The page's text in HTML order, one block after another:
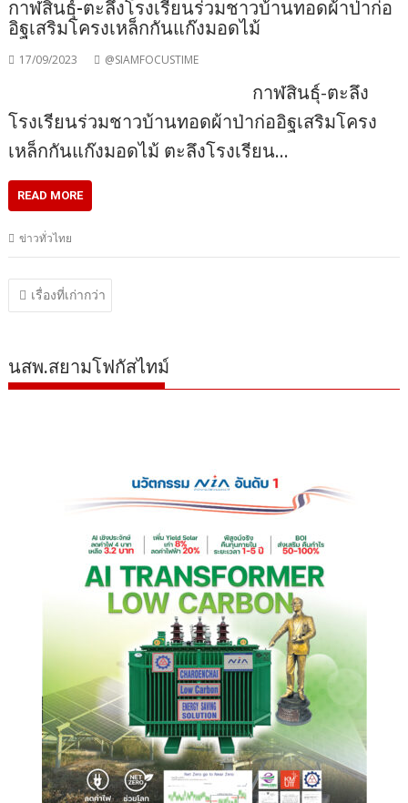
กาฬสินธุ์-ตะลึงโรงเรียนร่วมชาวบ้านทอดผ้าป่าก่อ
อิฐเสริมโครงเหล็กกันแก๊งมอดไม้
17/09/2023 @SIAMFOCUSTIME
กาฬสินธุ์-ตะลึง
โรงเรียนร่วมชาวบ้านทอดผ้าป่าก่ออิฐเสริมโครง
เหล็กกันแก๊งมอดไม้ ตะลึงโรงเรียน…
READ MORE
ข่าวทั่วไทย
แนะแนว
เรื่อง
เรื่องที่เก่ากว่า
นสพ.สยามโฟกัสไทม์